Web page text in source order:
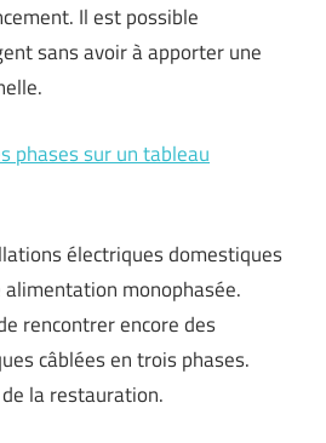
Il est possible
sans avoir à apporter une
phases sur un tableau
électriques domestiques
alimentation monophasée.
rencontrer encore des
câblées en trois phases.
la restauration.